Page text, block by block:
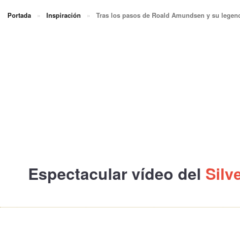
Portada » Inspiración » Tras los pasos de Roald Amundsen y su
Espectacular vídeo del